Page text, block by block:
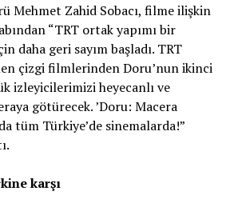
Mehmet Zahid Sobacı, filme ilişkin
“TRT ortak yapımı bir
daha geri sayım başladı. TRT
çizgi filmlerinden Doru’nun ikinci
izleyicilerimizi heyecanlı ve
götürecek. ’Doru: Macera
tüm Türkiye’de sinemalarda!”
karşı